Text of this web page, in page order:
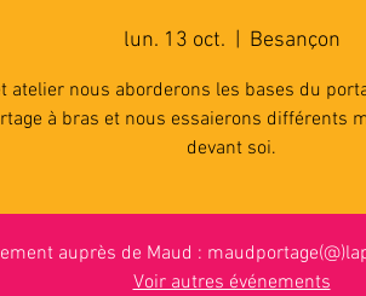
lun. 13 oct. Besançon
atelier nous aborderons les bases du
à bras et nous essaierons différents
devant soi.
auprès de Maud :
Voir autres événements